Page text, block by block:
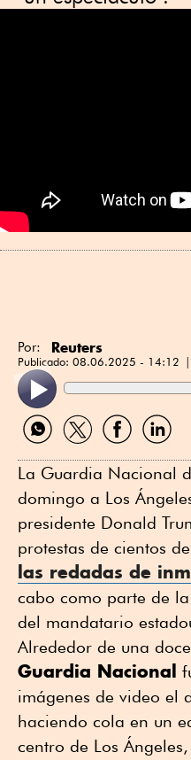
Por: Reuters
Publicado: 08.06.2025 - 14:12
Compartir
por
Compartir
por
Compartir
por
por
La Guardia Nacional
domingo a Los
presidente Donald
protestas de cientos
las redadas de
cabo como parte de
del mandatario
Alrededor de una
Guardia Nacional
imágenes de video el
haciendo cola en un
centro de Los